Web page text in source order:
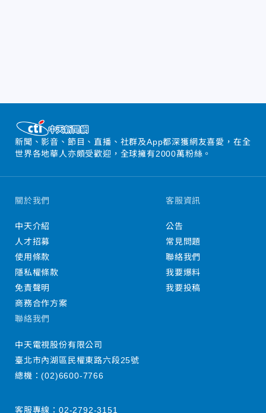
新聞、影音、節目、直播、社群及App都深獲網友喜愛，在全
世界各地華人亦頗受歡迎，全球擁有2000萬粉絲。
關於我們
中天介紹
人才招募
使用條款
隱私權條款
免責聲明
商務合作方案
客服資訊
公告
常見問題
聯絡我們
我要爆料
我要投稿
聯絡我們
中天電視股份有限公司
臺北市內湖區民權東路六段25號
總機：(02)6600-7766
客服專線： 02-2792-3151